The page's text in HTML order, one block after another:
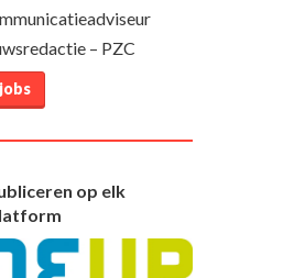
– PZC
op elk